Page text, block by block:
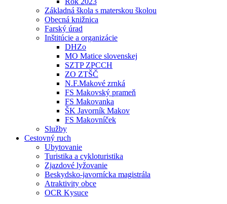
Základná škola s materskou školou
Obecná knižnica
Farský úrad
Inštitúcie a organizácie
DHZo
MO Matice slovenskej
SZTP ZPCCH
ZO ZTŠČ
N.F.Makové zrnká
FS Makovský prameň
FS Makovanka
ŠK Javorník Makov
FS Makovníček
Služby
Cestovný ruch
Ubytovanie
Turistika a cykloturistika
Zjazdové lyžovanie
Beskydsko-javornícka magistrála
Atraktivity obce
OCR Kysuce